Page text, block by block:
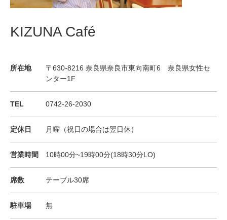
KIZUNA Café
所在地
〒630-8216 奈良県奈良市東向南町6 奈良県女性セ
ンター1F
TEL 0742-26-2030
定休日 月曜（祝日の場合は翌日休）
営業時間 10時00分~19時00分(18時30分LO)
席数 テーブル30席
駐車場 無